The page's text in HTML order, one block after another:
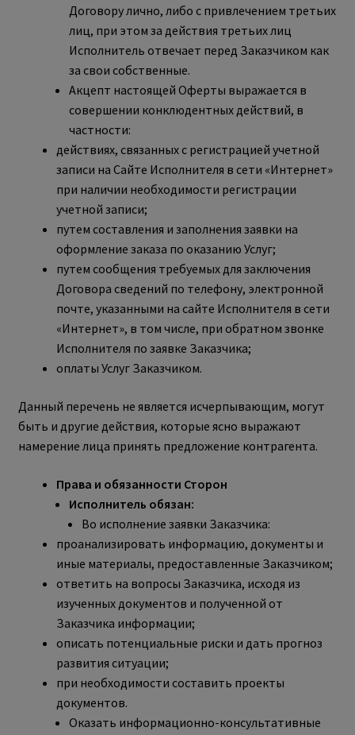
Договору лично, либо с привлечением третьих
лиц, при этом за действия третьих лиц
Исполнитель отвечает перед Заказчиком как
за свои собственные.
Акцепт настоящей Оферты выражается в
совершении конклюдентных действий, в
частности:
действиях, связанных с регистрацией учетной
записи на Сайте Исполнителя в сети «Интернет»
при наличии необходимости регистрации
учетной записи;
путем составления и заполнения заявки на
оформление заказа по оказанию Услуг;
путем сообщения требуемых для заключения
Договора сведений по телефону, электронной
почте, указанными на сайте Исполнителя в сети
«Интернет», в том числе, при обратном звонке
Исполнителя по заявке Заказчика;
оплаты Услуг Заказчиком.
Данный перечень не является исчерпывающим, могут
быть и другие действия, которые ясно выражают
намерение лица принять предложение контрагента.
Права и обязанности Сторон
Исполнитель обязан:
Во исполнение заявки Заказчика:
проанализировать информацию, документы и
иные материалы, предоставленные Заказчиком;
ответить на вопросы Заказчика, исходя из
изученных документов и полученной от
Заказчика информации;
описать потенциальные риски и дать прогноз
развития ситуации;
при необходимости составить проекты
документов.
Оказать информационно-консультативные